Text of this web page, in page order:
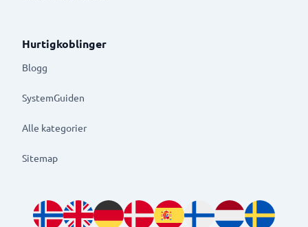
Hurtigkoblinger
Blogg
SystemGuiden
Alle kategorier
Sitemap